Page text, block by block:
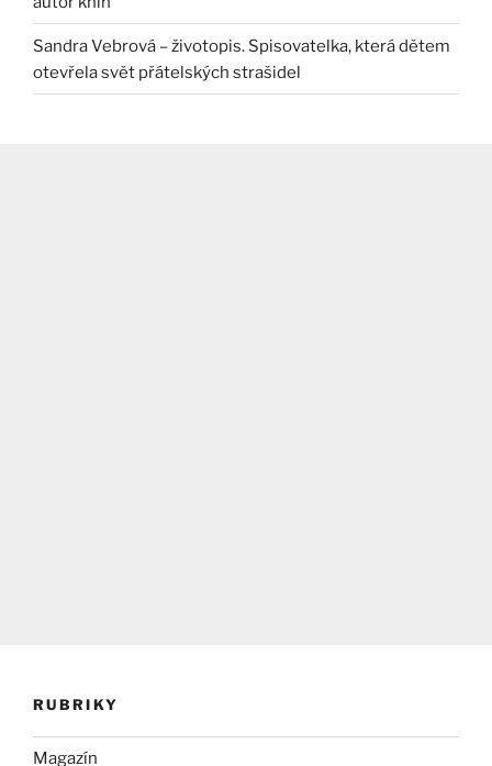
Sandra Vebrová – životopis. Spisovatelka, která dětem
otevřela svět přátelských strašidel
RUBRIKY
Magazín